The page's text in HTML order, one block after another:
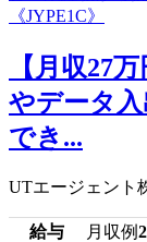
【月収27
やデータ
でき...
UTエージェント
給与 月収例